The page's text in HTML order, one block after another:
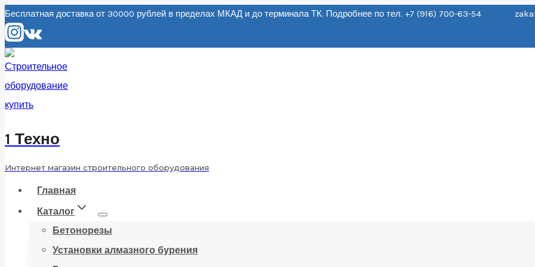
Перейти
к
содержанию
Бесплатная доставка от 30000 рублей в пределах МКАД и до терминала ТК. Подробнее по тел. +7 (916) 700-63-54
1 Техно
Интернет магазин строительного оборудования
Главная
Каталог
Бетонорезы
Установки алмазного бурения